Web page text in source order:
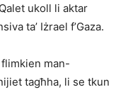
ukoll li aktar
ta’ Iżrael f’Gaza.
man-
tagħha, li se tkun